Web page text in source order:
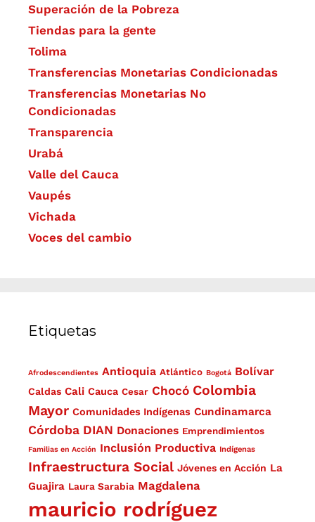
Superación de la Pobreza
Tiendas para la gente
Tolima
Transferencias Monetarias Condicionadas
Transferencias Monetarias No
Condicionadas
Transparencia
Urabá
Valle del Cauca
Vaupés
Vichada
Voces del cambio
Etiquetas
Afrodescendientes Antioquia Atlántico Bogotá Bolívar
Caldas Cali Cauca Cesar Chocó Colombia
Mayor Comunidades Indígenas Cundinamarca
Córdoba DIAN Donaciones Emprendimientos
Familias en Acción Inclusión Productiva Indígenas
Infraestructura Social Jóvenes en Acción La
Guajira Laura Sarabia Magdalena
mauricio rodríguez